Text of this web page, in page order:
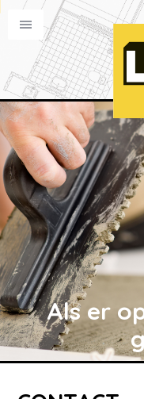
Als er